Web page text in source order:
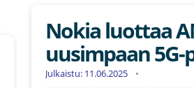
Nokia luottaa
uusimpaan
Julkaistu: 11.06.2025